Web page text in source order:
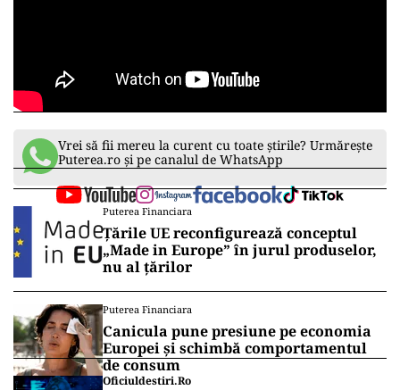
Vrei să fii mereu la curent cu toate știrile? Urmărește
Puterea.ro și pe canalul de WhatsApp
Puterea Financiara
Țările UE reconfigurează conceptul
„Made in Europe” în jurul produselor,
nu al țărilor
Puterea Financiara
Canicula pune presiune pe economia
Europei și schimbă comportamentul
de consum
Oficiuldestiri.ro